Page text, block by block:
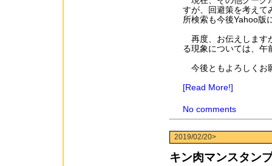
すが、回避策を考えて
所検索も今後Yahoo版
再度、お伝えします
る現象については、午
今後ともよろしくお
[Read More!]
No comments
2019/02/20>
キン肉マンスタン